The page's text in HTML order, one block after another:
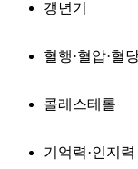
갱년기
혈행·혈압·혈
콜레스테롤
기억력·인지력